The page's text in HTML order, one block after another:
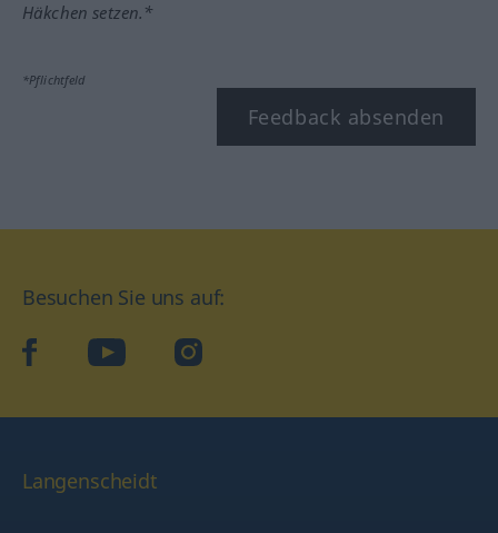
Häkchen setzen.*
*Pflichtfeld
Feedback absenden
Besuchen Sie uns auf:
facebookYouTube Instagram
Langenscheidt